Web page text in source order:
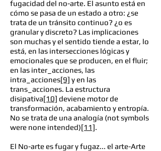
fugacidad del no-arte. El asunto está en
cómo se pasa de un estado a otro: ¿se
trata de un tránsito continuo? ¿o es
granular y discreto? Las implicaciones
son muchas y el sentido tiende a estar, lo
está, en las intersecciones lógicas y
emocionales que se producen, en el fluir;
en las inter_acciones, las
intra_acciones[9] y en las
trans_acciones. La estructura
disipativa[10] deviene motor de
transformación, acabamiento y entropía.
No se trata de una analogía (not symbols
were none intended)[11].
El No-arte es fugar y fugaz... el arte-Arte